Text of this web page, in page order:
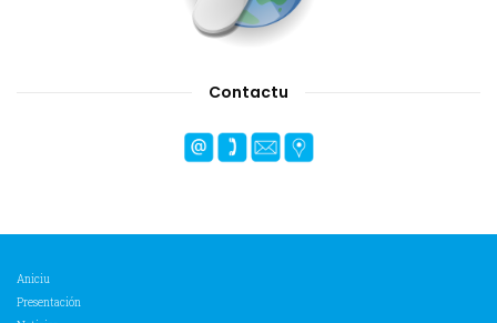
Contactu
Aniciu
Presentación